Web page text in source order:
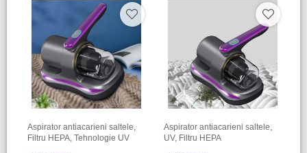
Aspirator antiacarieni saltele,
Filtru HEPA, Tehnologie UV
Aspirator antiacarieni saltele,
UV, Filtru HEPA